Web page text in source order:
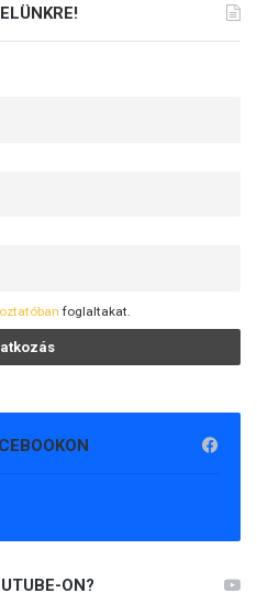
foglaltakat.
ON?